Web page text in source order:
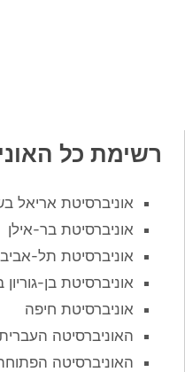
רשימת כל
אוניברסיטת אריאל
אוניברסיטת בר-אילן
אוניברסיטת תל-אביב
אוניברסיטת בן-גוריון
אוניברסיטת חיפה
האוניברסיטה
האוניברסיטה